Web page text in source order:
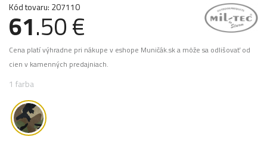
Kód tovaru: 207110
61.50 €
Cena platí výhradne pri nákupe v eshope Muničák.sk a môže sa odlišovať od
cien v kamenných predajniach.
1 farba